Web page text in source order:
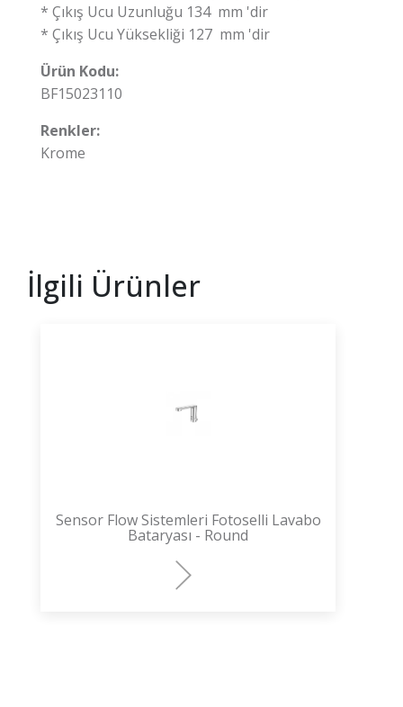
* Çıkış Ucu Uzunluğu 134 mm 'dir
* Çıkış Ucu Yüksekliği 127 mm 'dir
Ürün Kodu:
BF15023110
Renkler:
Krome
İlgili Ürünler
Sensor Flow Sistemleri Fotoselli Lavabo
Bataryası - Round